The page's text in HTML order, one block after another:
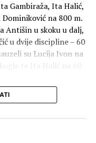
Gambiraža, Ita Halić,
na 800 m.
Antišin u skoku u dalj,
u dvije discipline – 60
su Lucija Ivon na
kluba: Iva
Dražević, Zara Pašeta,
koji su pokazali